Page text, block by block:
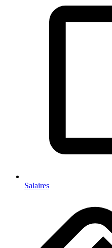
Salaires